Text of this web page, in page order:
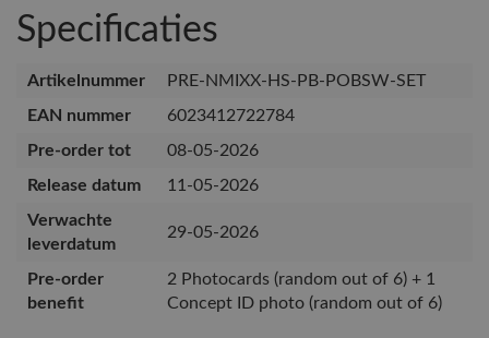
Specificaties
Artikelnummer
PRE-NMIXX-HS-PB-POBSW-SET
EAN nummer
6023412722784
Pre-order tot
08-05-2026
Release datum
11-05-2026
Verwachte
leverdatum
29-05-2026
Pre-order
benefit
2 Photocards (random out of 6) + 1
Concept ID photo (random out of 6)